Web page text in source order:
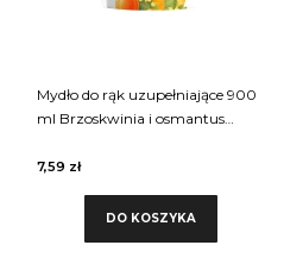
Mydło do rąk uzupełniające 900
ml Brzoskwinia i osmantus
7,59 zł
DO KOSZYKA